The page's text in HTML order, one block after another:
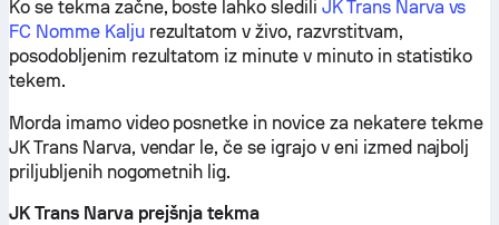
Ko se tekma začne, boste lahko sledili JK Trans Narva vs
FC Nomme Kaljurezultatom v živo, razvrstitvam,
posodobljenim rezultatom iz minute v minuto in statistiko
tekem.
Morda imamo video posnetke in novice za nekatere tekme
JK Trans Narva, vendar le, če se igrajo v eni izmed najbolj
priljubljenih nogometnih lig.
JK Trans Narva prejšnja tekma